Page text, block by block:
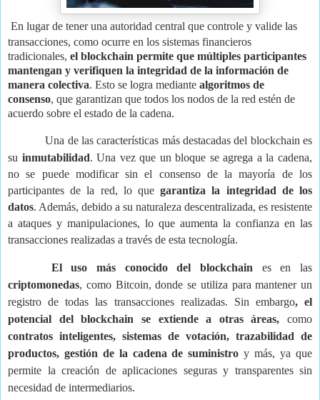
En lugar de tener una autoridad central que controle y valide las
transacciones, como ocurre en los sistemas financieros
tradicionales, el blockchain permite que múltiples participantes
mantengan y verifiquen la integridad de la información de
manera colectiva. Esto se logra mediante algoritmos de
consenso, que garantizan que todos los nodos de la red estén de
acuerdo sobre el estado de la cadena.
Una de las características más destacadas del blockchain es
su inmutabilidad. Una vez que un bloque se agrega a la cadena,
no se puede modificar sin el consenso de la mayoría de los
participantes de la red, lo quegarantiza la integridad de los
datos. Además, debido a su naturaleza descentralizada, es resistente
a ataques y manipulaciones, lo que aumenta la confianza en las
transacciones realizadas a través de esta tecnología.
El uso más conocido del blockchain es en las
criptomonedas, como Bitcoin, donde se utiliza para mantener un
registro de todas las transacciones realizadas. Sin embargo, el
potencial del blockchain se extiende a otras áreas, como
contratos inteligentes, sistemas de votación, trazabilidad de
productos, gestión de la cadena de suministro y más, ya que
permite la creación de aplicaciones seguras y transparentes sin
necesidad de intermediarios.